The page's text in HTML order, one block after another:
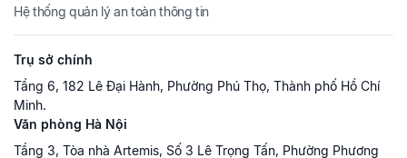
Hệ thống quản lý an toàn thông tin
Trụ sở chính
Tầng 6, 182 Lê Đại Hành, Phường Phú Thọ, Thành phố Hồ Chí
Minh.
Văn phòng Hà Nội
Tầng 3, Tòa nhà Artemis, Số 3 Lê Trọng Tấn, Phường Phương